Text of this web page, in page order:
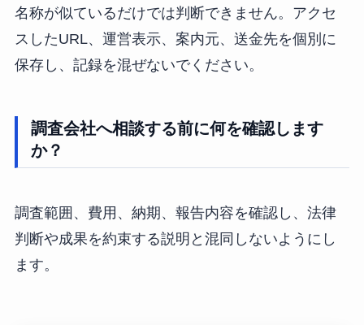
名称が似ているだけでは判断できません。アクセ
スしたURL、運営表示、案内元、送金先を個別に
保存し、記録を混ぜないでください。
調査会社へ相談する前に何を確認します
か？
調査範囲、費用、納期、報告内容を確認し、法律
判断や成果を約束する説明と混同しないようにし
ます。